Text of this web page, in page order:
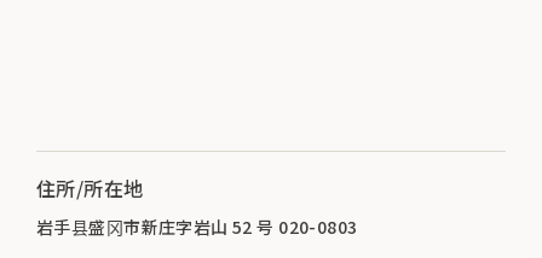
住所/所在地
岩手县盛冈市新庄字岩山 52 号 020-0803